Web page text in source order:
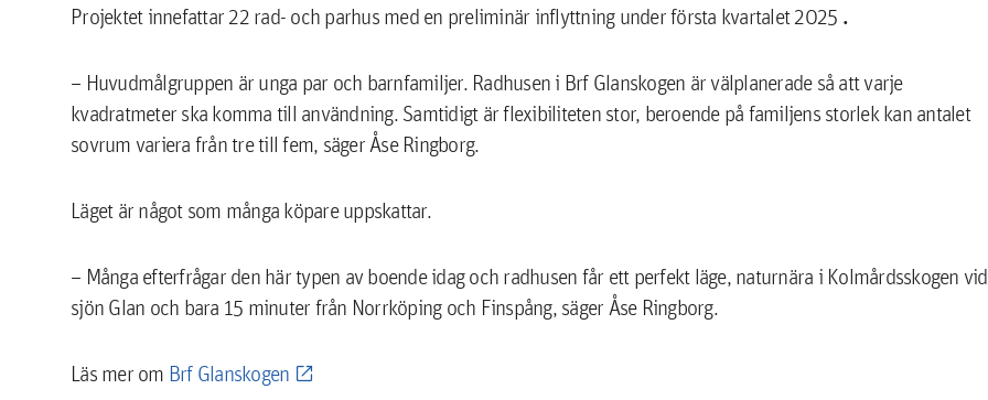
Projektet innefattar 22 rad- och parhus med en preliminär inflyttning under första kvartalet 2025 .
– Huvudmålgruppen är unga par och barnfamiljer. Radhusen i Brf Glanskogen är välplanerade så att varje
kvadratmeter ska komma till användning. Samtidigt är flexibiliteten stor, beroende på familjens storlek kan antalet
sovrum variera från tre till fem, säger Åse Ringborg.
Läget är något som många köpare uppskattar.
– Många efterfrågar den här typen av boende idag och radhusen får ett perfekt läge, naturnära i Kolmårdsskogen vid
sjön Glan och bara 15 minuter från Norrköping och Finspång, säger Åse Ringborg.
Läs mer om Brf Glanskogen